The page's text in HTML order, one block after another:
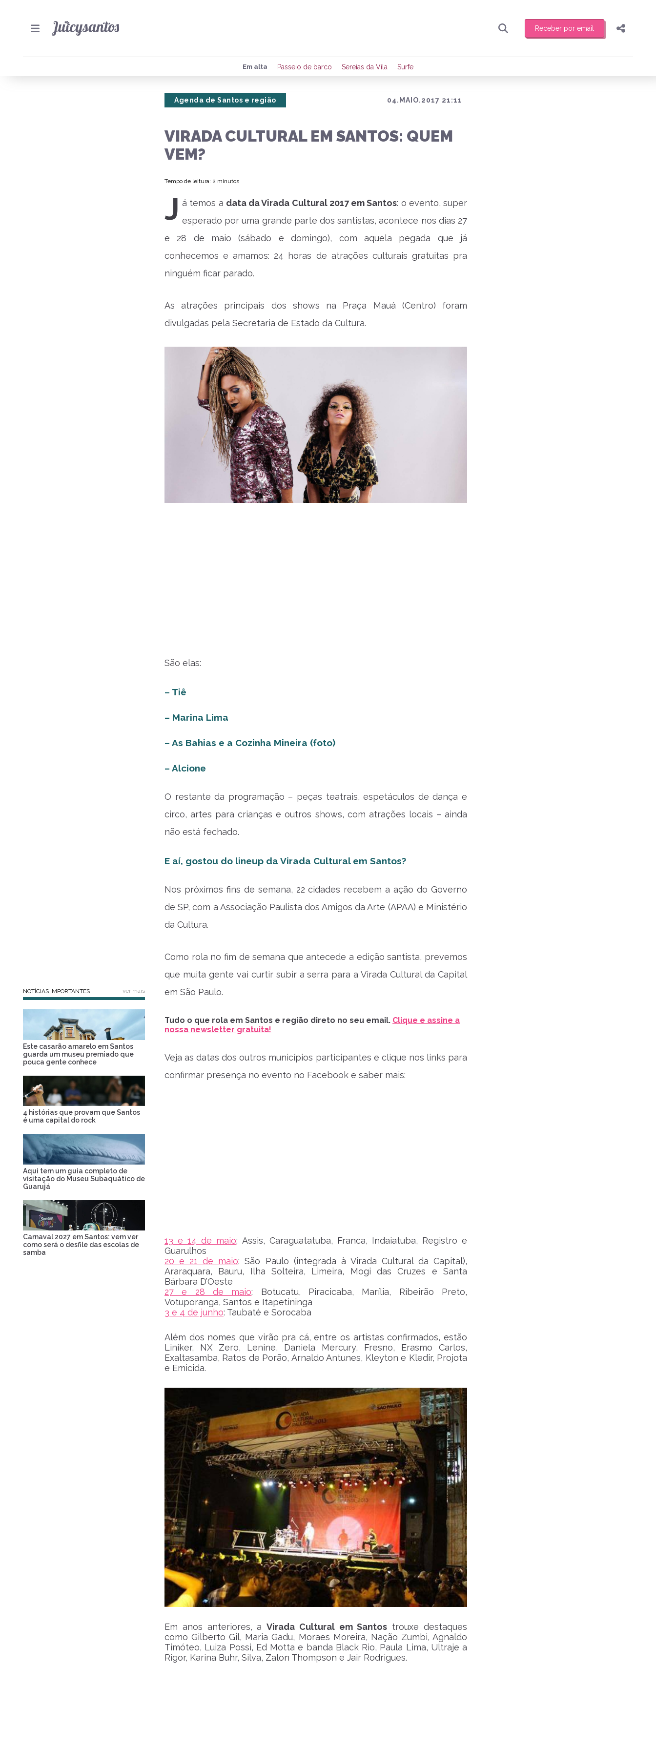
Receber por email
Preencha seus dados para receber toda sexta-feira de manhã o resumo
de eventos e notícias da região.
Compartilhar
Em alta Passeio de barco Sereias da Vila Surfe
04.MAIO.2017 21:11
Agenda de Santos e região
VIRADA CULTURAL EM SANTOS: QUEM
VEM?
Tempo de leitura: 2 minutos
J á temos a data da Virada Cultural 2017 em Santos: o evento, super
esperado por uma grande parte dos santistas, acontece nos dias 27
e 28 de maio (sábado e domingo), com aquela pegada que já
conhecemos e amamos: 24 horas de atrações culturais gratuitas pra
ninguém ficar parado.
As atrações principais dos shows na Praça Mauá (Centro) foram
divulgadas pela Secretaria de Estado da Cultura.
São elas:
– Tiê
– Marina Lima
– As Bahias e a Cozinha Mineira (foto)
– Alcione
O restante da programação – peças teatrais, espetáculos de dança e
circo, artes para crianças e outros shows, com atrações locais – ainda
não está fechado.
E aí, gostou do lineup da Virada Cultural em Santos?
Nos próximos fins de semana, 22 cidades recebem a ação do Governo
de SP, com a Associação Paulista dos Amigos da Arte (APAA) e Ministério
da Cultura.
Como rola no fim de semana que antecede a edição santista, prevemos
que muita gente vai curtir subir a serra para a Virada Cultural da Capital
em São Paulo.
Tudo o que rola em Santos e região direto no seu email. Clique e assine a
nossa newsletter gratuita!
Veja as datas dos outros municípios participantes e clique nos links para
confirmar presença no evento no Facebook e saber mais:
13 e 14 de maio: Assis, Caraguatatuba, Franca, Indaiatuba, Registro e
Guarulhos
20 e 21 de maio: São Paulo (integrada à Virada Cultural da Capital),
Araraquara, Bauru, Ilha Solteira, Limeira, Mogi das Cruzes e Santa
Bárbara D’Oeste
27 e 28 de maio: Botucatu, Piracicaba, Marília, Ribeirão Preto,
Votuporanga, Santos e Itapetininga
3 e 4 de junho: Taubaté e Sorocaba
Além dos nomes que virão pra cá, entre os artistas confirmados, estão
Liniker, NX Zero, Lenine, Daniela Mercury, Fresno, Erasmo Carlos,
Exaltasamba, Ratos de Porão, Arnaldo Antunes, Kleyton e Kledir, Projota
e Emicida.
Em anos anteriores, aVirada Cultural em Santos trouxe destaques
como Gilberto Gil, Maria Gadu, Moraes Moreira, Nação Zumbi, Agnaldo
Timóteo, Luiza Possi, Ed Motta e banda Black Rio, Paula Lima, Ultraje a
Rigor, Karina Buhr, Silva, Zalon Thompson e Jair Rodrigues.
NOTÍCIAS IMPORTANTES ver mais
Este casarão amarelo em Santos
guarda um museu premiado que
pouca gente conhece
4 histórias que provam que Santos
é uma capital do rock
Aqui tem um guia completo de
visitação do Museu Subaquático de
Guarujá
Carnaval 2027 em Santos: vem ver
como será o desfile das escolas de
samba